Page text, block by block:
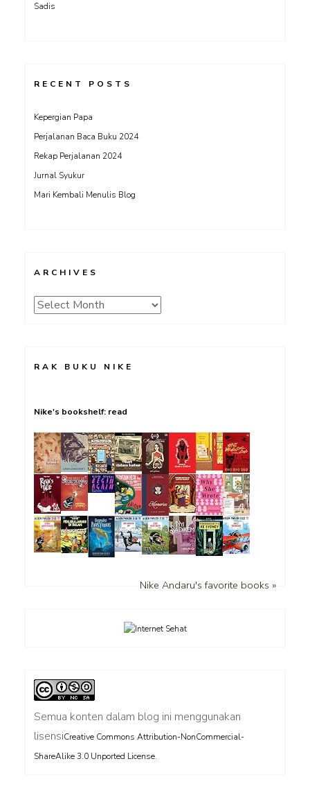
Sadis
RECENT POSTS
Kepergian Papa
Perjalanan Baca Buku 2024
Rekap Perjalanan 2024
Jurnal Syukur
Mari Kembali Menulis Blog
ARCHIVES
Archives
RAK BUKU NIKE
Nike's bookshelf: read
Nike Andaru's favorite books »
Semua konten dalam blog ini menggunakan
lisensiCreative Commons Attribution-NonCommercial-
ShareAlike 3.0 Unported License.